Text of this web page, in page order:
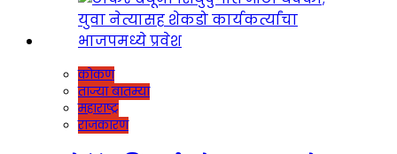
कोकण
ताज्या बातम्या
महाराष्ट्र
राजकारण